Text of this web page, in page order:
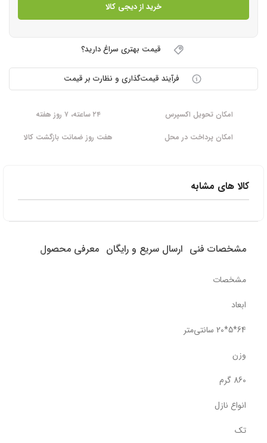
خرید از دیجی کالا
قیمت بهتری سراغ دارید؟
فرآیند قیمت‌گذاری و نظارت بر قیمت
امکان تحویل اکسپرس
۲۴ ساعته، ۷ روز هفته
امکان پرداخت در محل
هفت روز ضمانت بازگشت کالا
کالا های مشابه
مشخصات فنی ارسال سریع و رایگان معرفی محصول
مشخصات
ابعاد
64*5*20 سانتی‌متر
وزن
860 گرم
انواع نازل
تک